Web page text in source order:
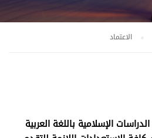
الاعتماد
الإسلامية باللغة العربية